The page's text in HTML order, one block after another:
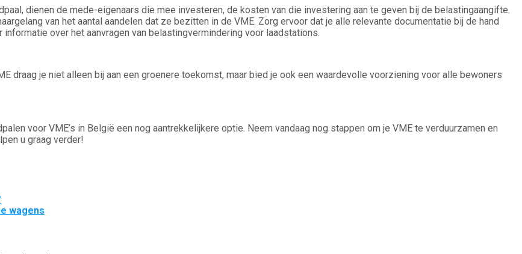
dienen de mede-eigenaars die mee investeren, de kosten van die investering aan te geven bij de belastingaangifte.
van het aantal aandelen dat ze bezitten in de VME. Zorg ervoor dat je alle relevante documentatie bij de hand
over het aanvragen van belastingvermindering voor laadstations.
draag je niet alleen bij aan een groenere toekomst, maar bied je ook een waardevolle voorziening voor alle bewoners
voor VME’s in België een nog aantrekkelijkere optie. Neem vandaag nog stappen om je VME te verduurzamen en
u graag verder!
wagens